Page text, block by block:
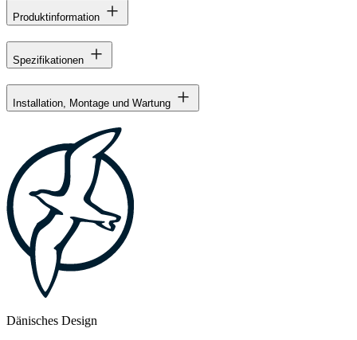
Produktinformation
Spezifikationen
Installation, Montage und Wartung
Dänisches Design